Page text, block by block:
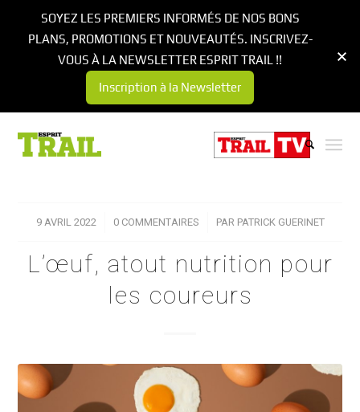
9 AVRIL 2022
/ 0 COMMENTAIRES
/ PAR PATRICK GUERINET
L’œuf, atout nutrition pour
les coureurs
SOYEZ LES PREMIERS INFORMÉS DE NOS BONS
PLANS, PROMOTIONS ET NOUVEAUTÉS. INSCRIVEZ-
VOUS À LA NEWSLETTER ESPRIT TRAIL !!
Inscription à la Newsletter